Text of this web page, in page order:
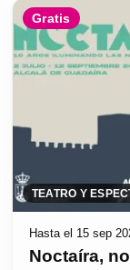
Gratis
TEATRO Y
Hasta el 15 sep
Noctaíra,